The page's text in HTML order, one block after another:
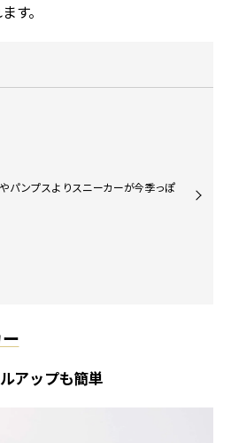
す。
パンプスよりスニーカーが今季っぽ
アップも簡単